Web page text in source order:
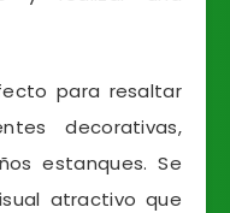
para resaltar
decorativas,
estanques. Se
atractivo que